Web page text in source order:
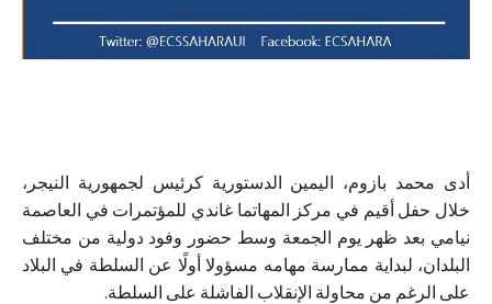
أدى محمد بازوم، اليمين الدستورية كرئيس لجمهورية النيجر،
خلال حفل أقيم في مركز المهاتما غاندي للمؤتمرات في العاصمة
نيامي بعد ظهر يوم الجمعة وسط حضور وفود دولية من مختلف
البلدان، لبداية ممارسة مهامه مسؤولا أولًا عن السلطة في البلاد
على الرغم من محاولة الإنقلاب الفاشلة على السلطة.